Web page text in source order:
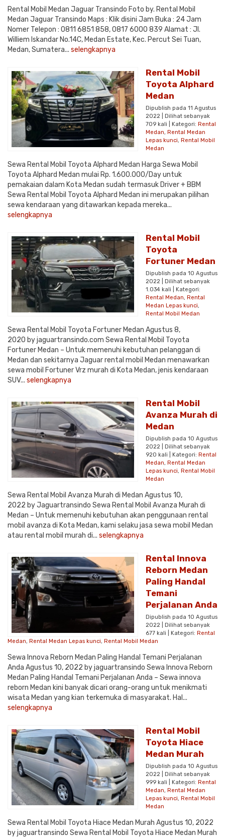
Rental Mobil Medan Jaguar Transindo Foto by. Rental Mobil
Medan Jaguar Transindo Maps : Klik disini Jam Buka : 24 Jam
Nomer Telepon : 0811 6851 858, 0817 6000 839 Alamat : Jl.
Williem Iskandar No.14C, Medan Estate, Kec. Percut Sei Tuan,
Medan, Sumatera... selengkapnya
Rental Mobil
Toyota Alphard
Medan
Dipublish pada 11 Agustus
2022 | Dilihat sebanyak
709 kali | Kategori: Rental
Medan, Rental Medan
Lepas kunci, Rental Mobil
Medan
Sewa Rental Mobil Toyota Alphard Medan Harga Sewa Mobil
Toyota Alphard Medan mulai Rp. 1.600.000/Day untuk
pemakaian dalam Kota Medan sudah termasuk Driver + BBM
Sewa Rental Mobil Toyota Alphard Medan ini merupakan pilihan
sewa kendaraan yang ditawarkan kepada mereka...
selengkapnya
Rental Mobil
Toyota
Fortuner Medan
Dipublish pada 10 Agustus
2022 | Dilihat sebanyak
1.034 kali | Kategori:
Rental Medan, Rental
Medan Lepas kunci,
Rental Mobil Medan
Sewa Rental Mobil Toyota Fortuner Medan Agustus 8,
2020 by jaguartransindo.com Sewa Rental Mobil Toyota
Fortuner Medan – Untuk memenuhi kebutuhan pelanggan di
Medan dan sekitarnya Jaguar rental mobil Medan menawarkan
sewa mobil Fortuner Vrz murah di Kota Medan, jenis kendaraan
SUV... selengkapnya
Rental Mobil
Avanza Murah di
Medan
Dipublish pada 10 Agustus
2022 | Dilihat sebanyak
920 kali | Kategori: Rental
Medan, Rental Medan
Lepas kunci, Rental Mobil
Medan
Sewa Rental Mobil Avanza Murah di Medan Agustus 10,
2022 by Jaguartransindo Sewa Rental Mobil Avanza Murah di
Medan – Untuk memenuhi kebutuhan akan penggunaan rental
mobil avanza di Kota Medan, kami selaku jasa sewa mobil Medan
atau rental mobil murah di... selengkapnya
Rental Innova
Reborn Medan
Paling Handal
Temani
Perjalanan Anda
Dipublish pada 10 Agustus
2022 | Dilihat sebanyak
677 kali | Kategori: Rental
Medan, Rental Medan Lepas kunci, Rental Mobil Medan
Sewa Innova Reborn Medan Paling Handal Temani Perjalanan
Anda Agustus 10, 2022 by jaguartransindo Sewa Innova Reborn
Medan Paling Handal Temani Perjalanan Anda – Sewa innova
reborn Medan kini banyak dicari orang-orang untuk menikmati
wisata Medan yang kian terkemuka di masyarakat. Hal...
selengkapnya
Rental Mobil
Toyota Hiace
Medan Murah
Dipublish pada 10 Agustus
2022 | Dilihat sebanyak
999 kali | Kategori: Rental
Medan, Rental Medan
Lepas kunci, Rental Mobil
Medan
Sewa Rental Mobil Toyota Hiace Medan Murah Agustus 10, 2022
by jaguartransindo Sewa Rental Mobil Toyota Hiace Medan Murah